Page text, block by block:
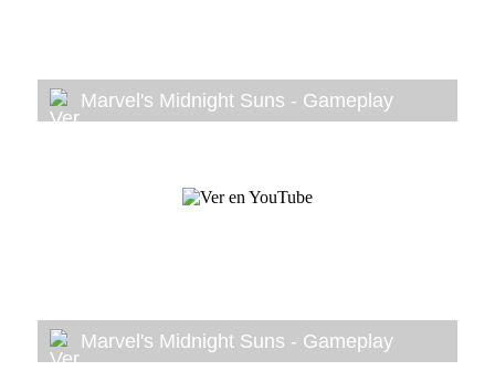
Marvel's Midnight Suns - Gameplay
Marvel's Midnight Suns - Gameplay